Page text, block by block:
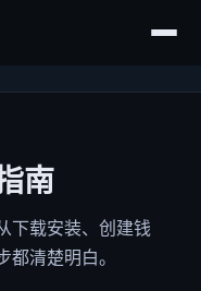
南
下载安装、创建钱
清楚明白。